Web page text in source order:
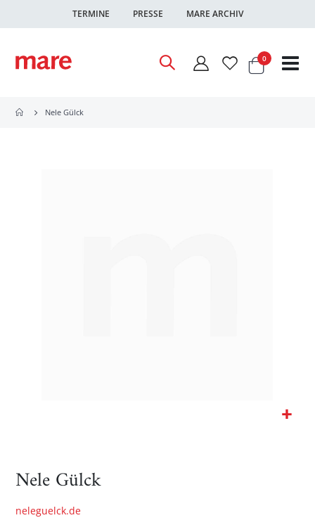
TERMINE PRESSE MARE ARCHIV
Warenkorb
0Artikel
Nele Gülck
Bildgalerie
Nele Gülck
neleguelck.de